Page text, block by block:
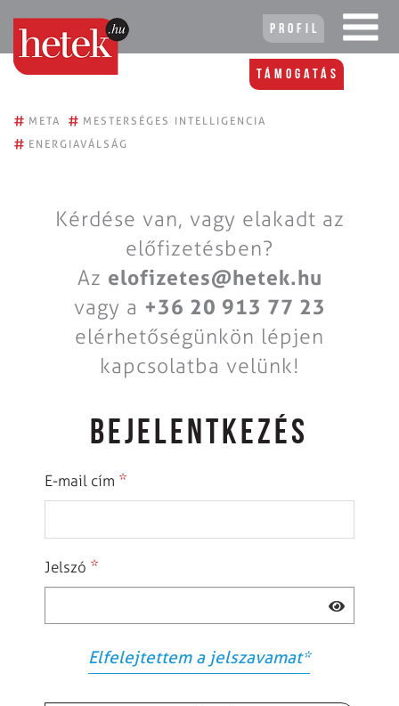
Profil
Támogatás
# META # MESTERSÉGES INTELLIGENCIA
# ENERGIAVÁLSÁG
Kérdése van, vagy elakadt az
előfizetésben?
Az elofizetes@hetek.hu
vagy a +36 20 913 77 23
elérhetőségünkön lépjen
kapcsolatba velünk!
BEJELENTKEZÉS
E-mail cím *
Jelszó *
Elfelejtettem a jelszavamat*